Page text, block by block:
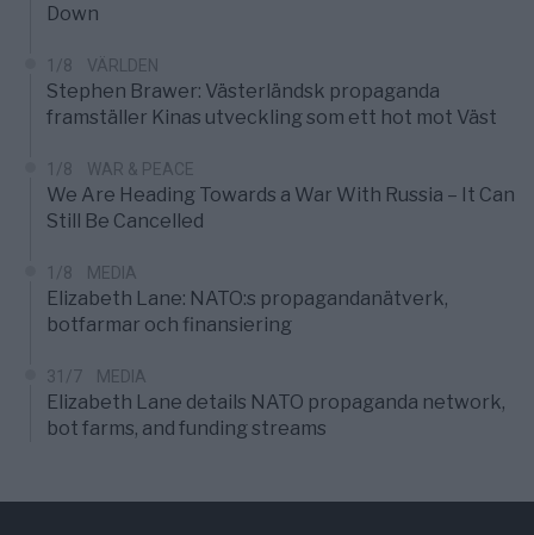
Down
1/8 VÄRLDEN
Stephen Brawer: Västerländsk propaganda
framställer Kinas utveckling som ett hot mot Väst
1/8 WAR & PEACE
We Are Heading Towards a War With Russia – It Can
Still Be Cancelled
1/8 MEDIA
Elizabeth Lane: NATO:s propagandanätverk,
botfarmar och finansiering
31/7 MEDIA
Elizabeth Lane details NATO propaganda network,
bot farms, and funding streams